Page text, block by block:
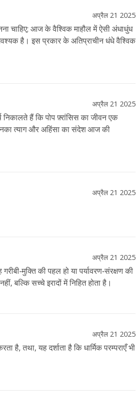
अप्रैल 21 2025
चाहिए; आज के वैश्विक माहौल में ऐसी अंधाधुंध
है। इस प्रकार के अतिप्राचीन धंधे वैश्विक
अप्रैल 21 2025
हैं कि पोप फ़्रांसिस का जीवन एक
त्याग और अहिंसा का संदेश आज की
अप्रैल 21 2025
अप्रैल 21 2025
की पहल हो या पर्यावरण‑संरक्षण की
बल्कि सच्चे इरादों में निहित होता है।
अप्रैल 21 2025
है, तथा, यह दर्शाता है कि धार्मिक परम्पराएँ भी